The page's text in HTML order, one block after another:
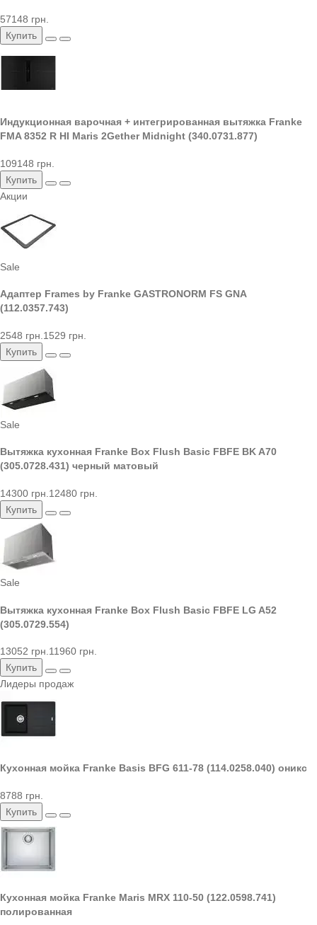
57148 грн.
Купить
Индукционная варочная + интегрированная вытяжка Franke
FMA 8352 R HI Maris 2Gether Midnight (340.0731.877)
109148 грн.
Купить
Акции
Sale
Адаптер Frames by Franke GASTRONORM FS GNA
(112.0357.743)
2548 грн. 1529 грн.
Купить
Sale
Вытяжка кухонная Franke Box Flush Basic FBFE BK A70
(305.0728.431) черный матовый
14300 грн. 12480 грн.
Купить
Sale
Вытяжка кухонная Franke Box Flush Basic FBFE LG A52
(305.0729.554)
13052 грн.11960 грн.
Купить
Лидеры продаж
Кухонная мойка Franke Basis BFG 611-78 (114.0258.040) оникс
8788 грн.
Купить
Кухонная мойка Franke Maris MRX 110-50 (122.0598.741)
полированная